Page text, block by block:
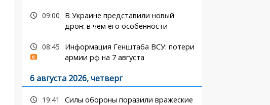
09:00
В Украине представили новый
дрон: в чем его особенности
08:45
Информация Генштаба ВСУ: потери
армии рф на 7 августа
6 августа 2026, четверг
19:41
Силы обороны поразили вражеские